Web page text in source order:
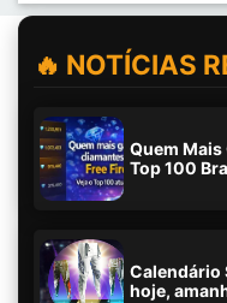
🔥 NOTÍCIAS
Quem Mais
Top 100
Calendário
hoje,